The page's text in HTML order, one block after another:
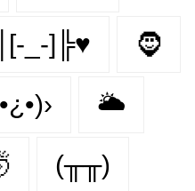
_-]╠♥ 🧔‍
🌥️
(╥╥)